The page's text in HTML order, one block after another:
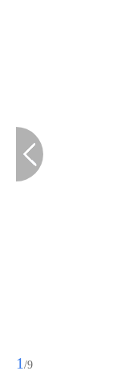
1 /9